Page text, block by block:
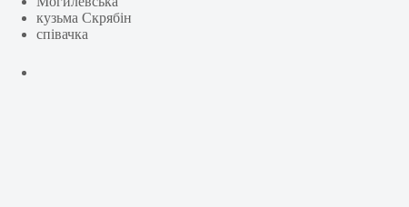
кузьма Скрябін
співачка